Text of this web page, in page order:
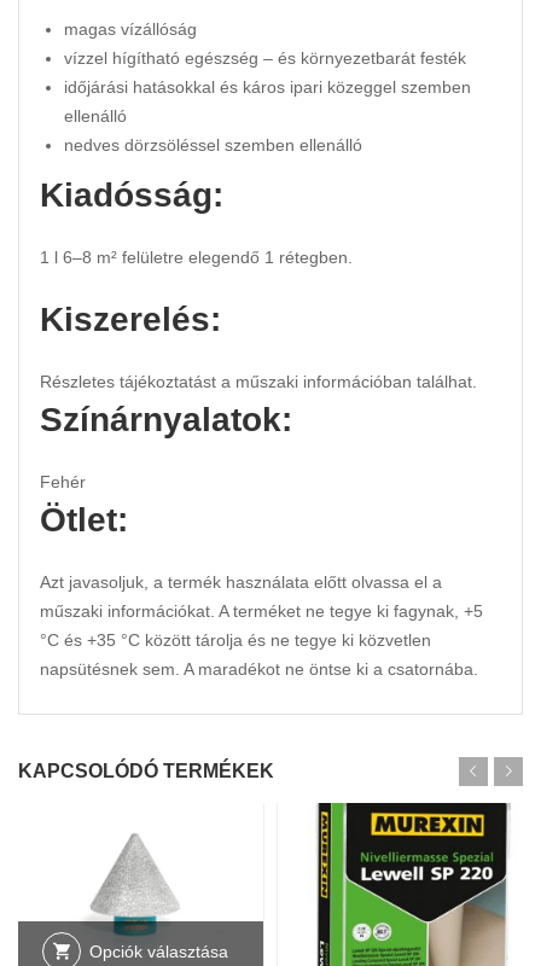
magas vízállóság
vízzel hígítható egészség – és környezetbarát festék
időjárási hatásokkal és káros ipari közeggel szemben
ellenálló
nedves dörzsöléssel szemben ellenálló
Kiadósság:
1 l 6–8 m² felületre elegendő 1 rétegben.
Kiszerelés:
Részletes tájékoztatást a műszaki információban találhat.
Színárnyalatok:
Fehér
Ötlet:
Azt javasoljuk, a termék használata előtt olvassa el a
műszaki információkat. A terméket ne tegye ki fagynak, +5
°C és +35 °C között tárolja és ne tegye ki közvetlen
napsütésnek sem. A maradékot ne öntse ki a csatornába.
KAPCSOLÓDÓ TERMÉKEK
Opciók választása